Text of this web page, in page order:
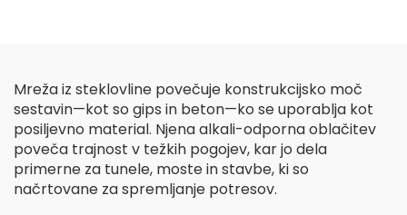
geomreža iz steklenih
vlaken
Mreža iz steklovline povečuje konstrukcijsko moč
sestavin—kot so gips in beton—ko se uporablja kot
posiljevno material. Njena alkali-odporna oblačitev
poveča trajnost v težkih pogojev, kar jo dela
primerne za tunele, moste in stavbe, ki so
načrtovane za spremljanje potresov.